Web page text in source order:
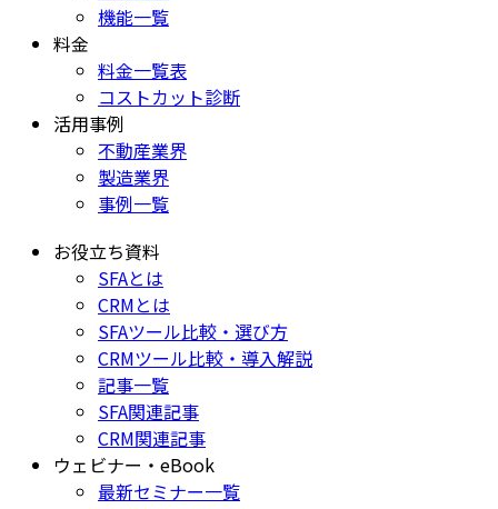
機能一覧
料金
料金一覧表
コストカット診断
活用事例
不動産業界
製造業界
事例一覧
お役立ち資料
SFAとは
CRMとは
SFAツール比較・選び方
CRMツール比較・導入解説
記事一覧
SFA関連記事
CRM関連記事
ウェビナー・eBook
最新セミナー一覧